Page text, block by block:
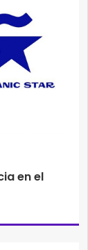
en el